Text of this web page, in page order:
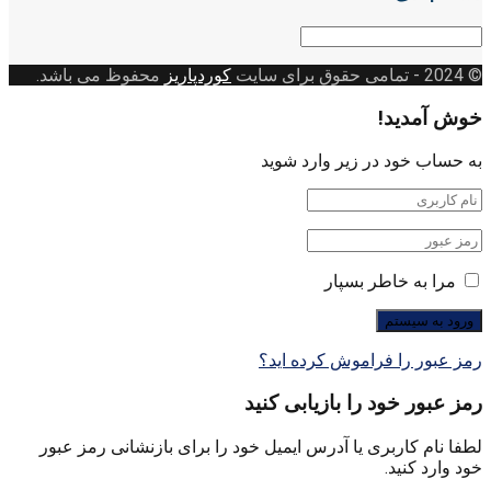
دسته
© 2024
- تمامی حقوق برای سایت کوردپاریز محفوظ می باشد.
خوش آمدید!
به حساب خود در زیر وارد شوید
مرا به خاطر بسپار
رمز عبور را فراموش کرده اید؟
رمز عبور خود را بازیابی کنید
لطفا نام کاربری یا آدرس ایمیل خود را برای بازنشانی رمز عبور
خود وارد کنید.